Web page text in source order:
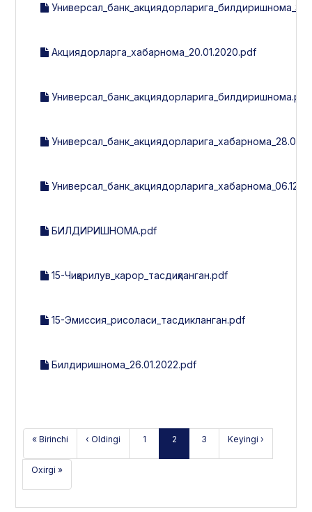
Акциядорларга_хабарнома_20.01.2020.pdf
Универсал_банк_акциядорларига_билдиришнома.pdf
БИЛДИРИШНОМА.pdf
15-Чиқарилув_карор_тасдиқланган.pdf
15-Эмиссия_рисоласи_тасдикланган.pdf
Билдиришнома_26.01.2022.pdf
« Birinchi ‹ Oldingi 1 2 3 Keyingi ›
Oxirgi »